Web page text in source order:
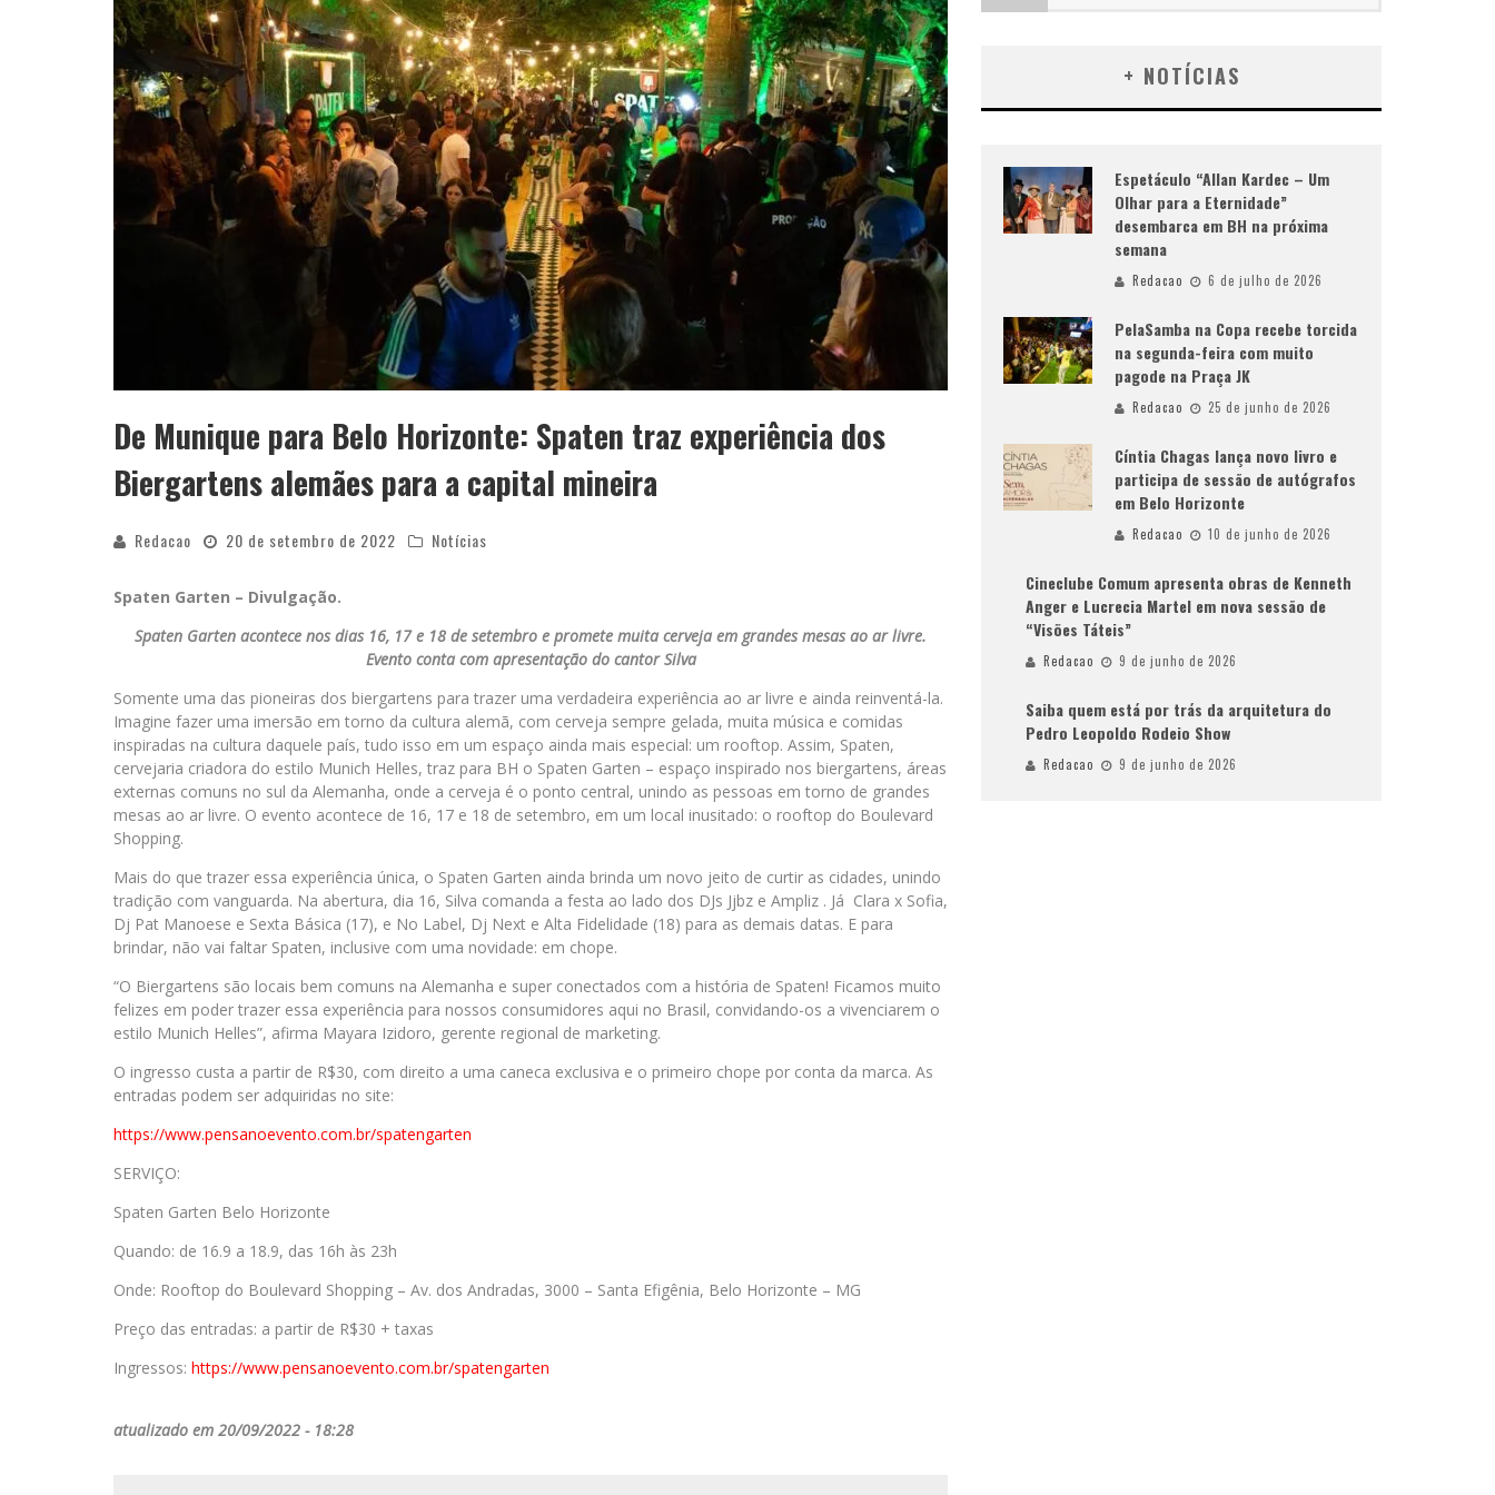
De Munique para Belo Horizonte: Spaten traz experiência dos
Biergartens alemães para a capital mineira
Redacao 20 de setembro de 2022 Notícias
Spaten Garten – Divulgação.
Spaten Garten acontece nos dias 16, 17 e 18 de setembro e promete muita cerveja em grandes mesas ao ar livre.
Evento conta com apresentação do cantor Silva
Somente uma das pioneiras dos biergartens para trazer uma verdadeira experiência ao ar livre e ainda reinventá-la.
Imagine fazer uma imersão em torno da cultura alemã, com cerveja sempre gelada, muita música e comidas
inspiradas na cultura daquele país, tudo isso em um espaço ainda mais especial: um rooftop. Assim, Spaten,
cervejaria criadora do estilo Munich Helles, traz para BH o Spaten Garten – espaço inspirado nos biergartens, áreas
externas comuns no sul da Alemanha, onde a cerveja é o ponto central, unindo as pessoas em torno de grandes
mesas ao ar livre. O evento acontece de 16, 17 e 18 de setembro, em um local inusitado: o rooftop do Boulevard
Shopping.
Mais do que trazer essa experiência única, o Spaten Garten ainda brinda um novo jeito de curtir as cidades, unindo
tradição com vanguarda. Na abertura, dia 16, Silva comanda a festa ao lado dos DJs Jjbz e Ampliz . Já Clara x Sofia,
Dj Pat Manoese e Sexta Básica (17), e No Label, Dj Next e Alta Fidelidade (18) para as demais datas. E para
brindar, não vai faltar Spaten, inclusive com uma novidade: em chope.
“O Biergartens são locais bem comuns na Alemanha e super conectados com a história de Spaten! Ficamos muito
felizes em poder trazer essa experiência para nossos consumidores aqui no Brasil, convidando-os a vivenciarem o
estilo Munich Helles”, afirma Mayara Izidoro, gerente regional de marketing.
O ingresso custa a partir de R$30, com direito a uma caneca exclusiva e o primeiro chope por conta da marca. As
entradas podem ser adquiridas no site:
https://www.pensanoevento.com.br/spatengarten
SERVIÇO:
Spaten Garten Belo Horizonte
Quando: de 16.9 a 18.9, das 16h às 23h
Onde: Rooftop do Boulevard Shopping – Av. dos Andradas, 3000 – Santa Efigênia, Belo Horizonte – MG
Preço das entradas: a partir de R$30 + taxas
Ingressos: https://www.pensanoevento.com.br/spatengarten
atualizado em 20/09/2022 - 18:28
+ NOTÍCIAS
Espetáculo “Allan Kardec – Um
Olhar para a Eternidade”
desembarca em BH na próxima
semana
Redacao 6 de julho de 2026
PelaSamba na Copa recebe torcida
na segunda-feira com muito
pagode na Praça JK
Redacao 25 de junho de 2026
Cíntia Chagas lança novo livro e
participa de sessão de autógrafos
em Belo Horizonte
Redacao 10 de junho de 2026
Cineclube Comum apresenta obras de Kenneth
Anger e Lucrecia Martel em nova sessão de
“Visões Táteis”
Redacao 9 de junho de 2026
Saiba quem está por trás da arquitetura do
Pedro Leopoldo Rodeio Show
Redacao 9 de junho de 2026